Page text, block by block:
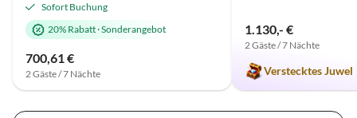
Sofort Buchung
20% Rabatt·Sonderangebot
700,61 €
2 Gäste / 7 Nächte
1.130,- €
2 Gäste / 7 Nächte
Verstecktes Juwel